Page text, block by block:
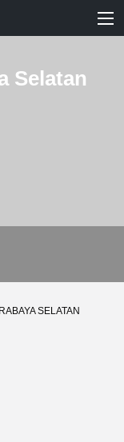
Selatan
SELATAN